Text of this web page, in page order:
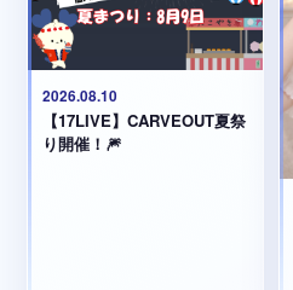
2026.08.10
【17LIVE】CARVEOUT夏祭
り開催！🎆